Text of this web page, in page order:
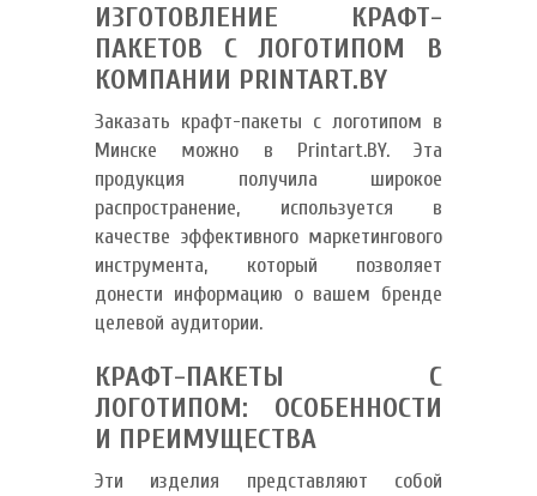
ИЗГОТОВЛЕНИЕ КРАФТ-
ПАКЕТОВ С ЛОГОТИПОМ В
КОМПАНИИ PRINTART.BY
Заказать крафт-пакеты с логотипом в
Минске можно в Printart.BY. Эта
продукция получила широкое
распространение, используется в
качестве эффективного маркетингового
инструмента, который позволяет
донести информацию о вашем бренде
целевой аудитории.
КРАФТ-ПАКЕТЫ С
ЛОГОТИПОМ: ОСОБЕННОСТИ
И ПРЕИМУЩЕСТВА
Эти изделия представляют собой